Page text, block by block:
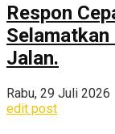
Respon
Jalan.
Rabu, 29 Juli 2026
edit post